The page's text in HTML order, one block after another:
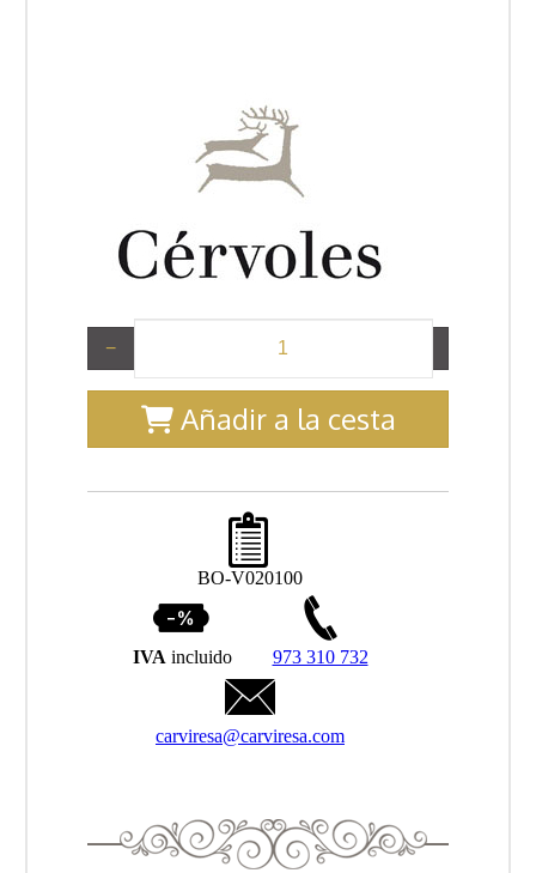
−
Añadir a la cesta
BO-V020100
IVA incluido 973 310 732
carviresa@carviresa.com